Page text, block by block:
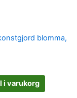
blomma,
i varukorg